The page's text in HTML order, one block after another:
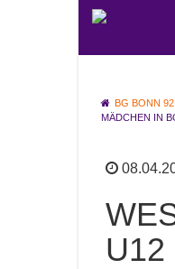
BG BONN
MÄDCHEN IN
U12